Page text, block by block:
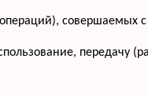
совершаемых
передачу